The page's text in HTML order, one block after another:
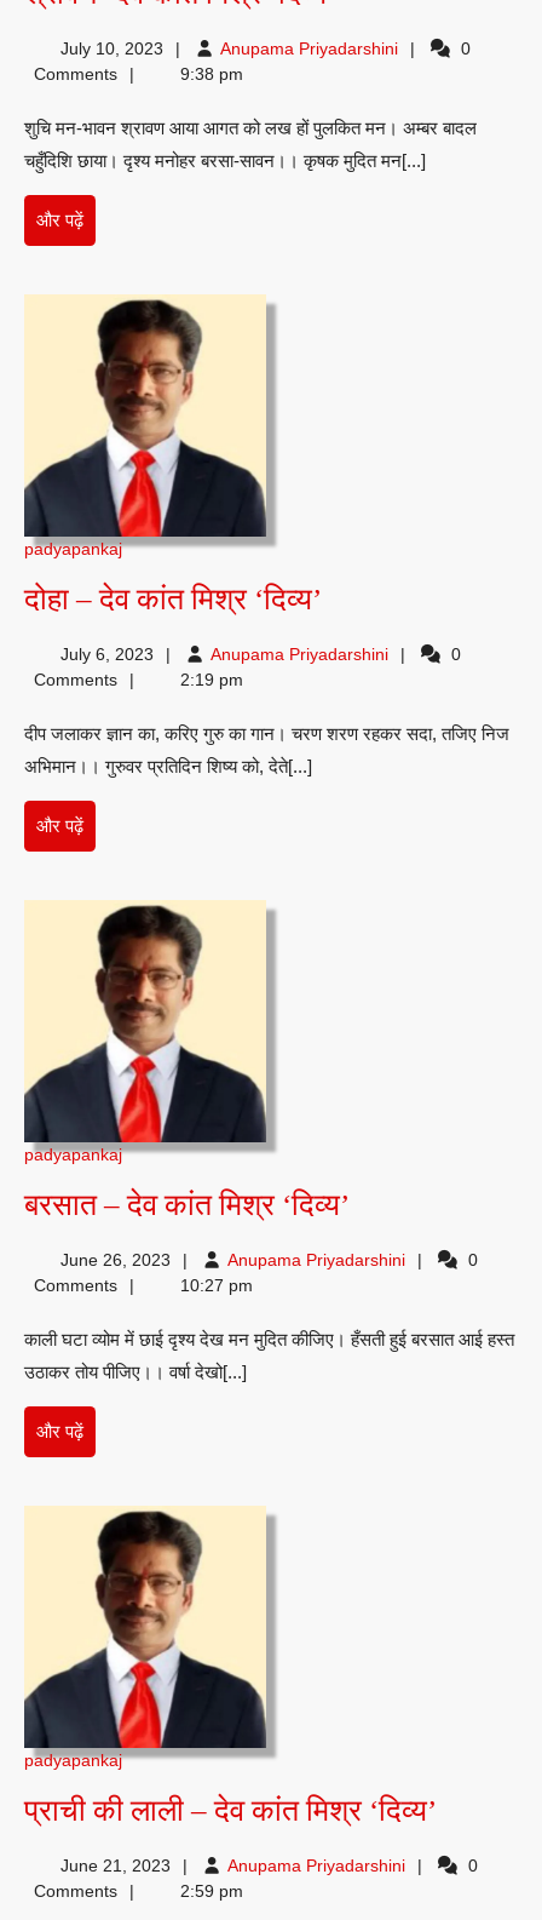
कांत
‘दिव्य’
July 10, 2023 Anupama PriyadarshiniAnupama
0
Comments
9:38 pm
शुचि मन-भावन श्रावण आया आगत को लख हों पुलकित मन। अम्बर बादल
चहुँदिशि छाया। दृश्य मनोहर बरसा-सावन।। कृषक मुदित मन[...]
और पढ़ेंऔर
पढ़ें
padyapankaj
दोहा – देव कांत मिश्र ‘दिव्य’
देव
मिश्र
July 6, 2023 Anupama PriyadarshiniAnupama
0
Comments
2:19 pm
दीप जलाकर ज्ञान का, करिए गुरु का गान। चरण शरण रहकर सदा, तजिए निज
अभिमान।। गुरुवर प्रतिदिन शिष्य को, देते[...]
और पढ़ेंऔर
पढ़ें
padyapankaj
बरसात – देव कांत मिश्र ‘दिव्य’
देव
मिश्र
June 26, 2023 Anupama PriyadarshiniAnupama
0
Comments
10:27 pm
काली घटा व्योम में छाई दृश्य देख मन मुदित कीजिए। हँसती हुई बरसात आई हस्त
उठाकर तोय पीजिए।। वर्षा देखो[...]
और पढ़ेंऔर
पढ़ें
padyapankaj
प्राची की लाली – देव कांत मिश्र ‘दिव्य’
लाली
June 21, 2023 Anupama PriyadarshiniAnupama
0
Comments
2:59 pm